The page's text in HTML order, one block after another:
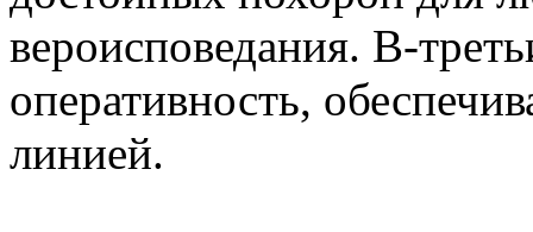
вероисповедания. В-
оперативность,
линией.